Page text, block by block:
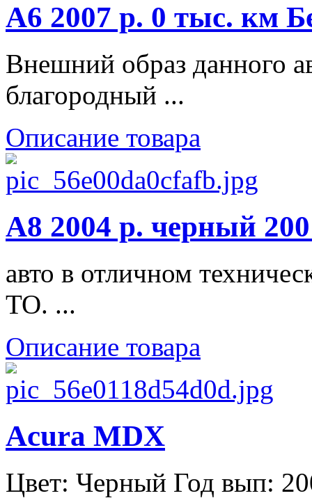
A6 2007 р. 0 тыс. км
Внешний образ данного
благородный ...
Описание товара
A8 2004 р. черный
авто в отличном
ТО. ...
Описание товара
Acura MDX
Цвет: Черный Год вып: